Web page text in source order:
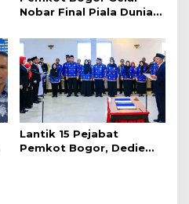
Nobar Final Piala Dunia
Lantik 15 Pejabat
Pemkot Bogor, Dedie